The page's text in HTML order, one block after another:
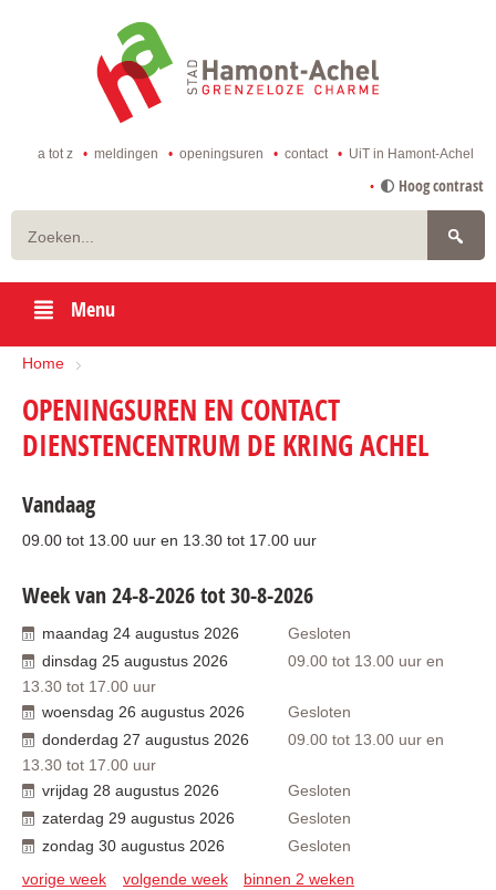
de
a tot z meldingen openingsuren contact UiT in Hamont-Achel
Hoog contrast
Menu
Home
OPENINGSUREN EN CONTACT
DIENSTENCENTRUM DE KRING ACHEL
Vandaag
09.00 tot 13.00 uur en 13.30 tot 17.00 uur
Week van 24-8-2026 tot 30-8-2026
maandag 24 augustus 2026
Gesloten
dinsdag 25 augustus 2026 09.00 tot 13.00 uur en
13.30 tot 17.00 uur
woensdag 26 augustus 2026
Gesloten
donderdag 27 augustus 2026 09.00 tot 13.00 uur en
13.30 tot 17.00 uur
vrijdag 28 augustus 2026
Gesloten
zaterdag 29 augustus 2026
Gesloten
zondag 30 augustus 2026
Gesloten
vorige week
volgende week binnen 2 weken